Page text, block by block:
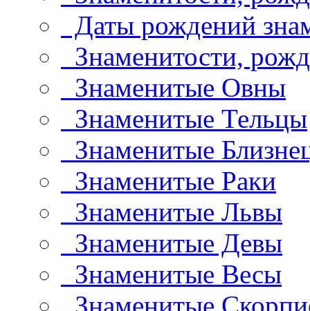
Даты рождений
Знаменитости,
Знаменитые Овны
Знаменитые Тельцы
Знаменитые
Знаменитые Раки
Знаменитые Львы
Знаменитые Девы
Знаменитые Весы